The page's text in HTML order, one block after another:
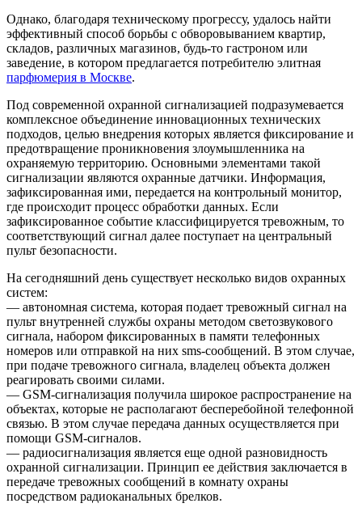
Однако, благодаря техническому прогрессу, удалось найти
эффективный способ борьбы с обворовыванием квартир,
складов, различных магазинов, будь-то гастроном или
заведение, в котором предлагается потребителю элитная
парфюмерия в Москве.
Под современной охранной сигнализацией подразумевается
комплексное объединение инновационных технических
подходов, целью внедрения которых является фиксирование и
предотвращение проникновения злоумышленника на
охраняемую территорию. Основными элементами такой
сигнализации являются охранные датчики. Информация,
зафиксированная ими, передается на контрольный монитор,
где происходит процесс обработки данных. Если
зафиксированное событие классифицируется тревожным, то
соответствующий сигнал далее поступает на центральный
пульт безопасности.
На сегодняшний день существует несколько видов охранных
систем:
— автономная система, которая подает тревожный сигнал на
пульт внутренней службы охраны методом светозвукового
сигнала, набором фиксированных в памяти телефонных
номеров или отправкой на них sms-сообщений. В этом случае,
при подаче тревожного сигнала, владелец объекта должен
реагировать своими силами.
— GSM-сигнализация получила широкое распространение на
объектах, которые не располагают бесперебойной телефонной
связью. В этом случае передача данных осуществляется при
помощи GSM-сигналов.
— радиосигнализация является еще одной разновидность
охранной сигнализации. Принцип ее действия заключается в
передаче тревожных сообщений в комнату охраны
посредством радиоканальных брелков.